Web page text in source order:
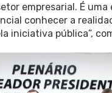
empresarial. É
conhecer a
iniciativa pública”,